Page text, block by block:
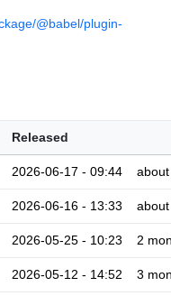
@babel/plugin-
Released
2026-06-17 - 09:44
2026-06-16 - 13:33
2026-05-25 - 10:23 2
2026-05-12 - 14:52 3